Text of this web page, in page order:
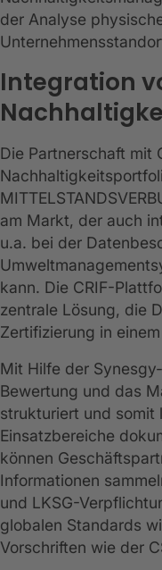
der Analyse
Integration
Die Partnerschaft mit
am Markt, der auch
u.a. bei der
kann. Die CRIF-
zentrale Lösung, die
Zertifizierung in
Mit Hilfe der
Bewertung und das
strukturiert und somit
Einsatzbereiche
können
Informationen
und LKSG-
globalen Standards
Vorschriften wie der